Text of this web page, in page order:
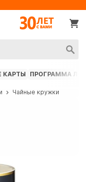
КАРТЫ ПРОГРАММА
Чайные кружки